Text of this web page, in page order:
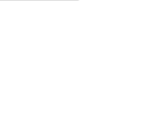
Los vínculos profundos de